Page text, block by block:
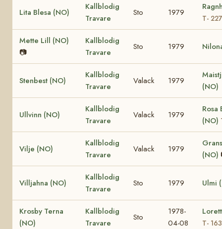
Lita Blesa (NO)
Kallblodig
Travare
Sto 1979
T-
Mette Lill (NO)
📷
Kallblodig
Travare
Sto 1979
Stenbest (NO)
Kallblodig
Travare
Valack 1979
(NO)
Ullvinn (NO)
Kallblodig
Travare
Valack 1979
Rosa
(NO)
Vilje (NO)
Kallblodig
Travare
Valack 1979
(NO)
Villjahna (NO)
Kallblodig
Travare
Sto 1979 Ulmi
Krosby Terna
(NO)
Kallblodig
Travare
Sto
1978-
04-08
T-